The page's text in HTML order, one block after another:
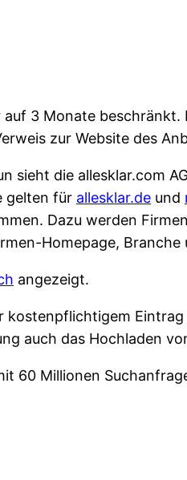
3 Monate
zur Website des
die allesklar.com
gelten für allesklar.de und
Dazu werden
Homepage,
angezeigt.
auch das Hochladen
60 Millionen